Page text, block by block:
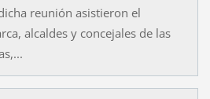
reunión asistieron el
alcaldes y concejales de las